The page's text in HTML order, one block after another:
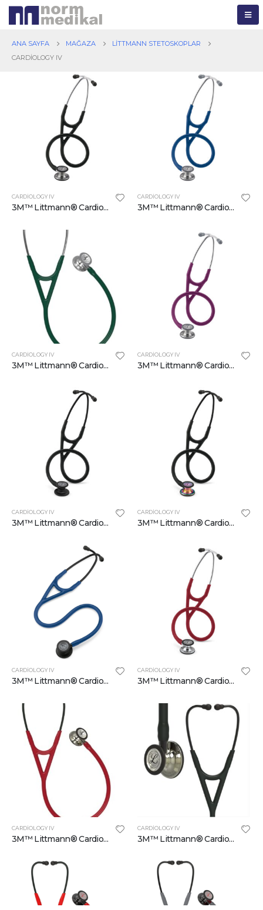
ANA SAYFA MAĞAZA
LITTMANN STETOSKOPLAR
CARDIOLOGY IV
CARDIOLOGY IV
3M™ Littmann® Cardiology IV™ Stetoskop 6152, 69 inç, Siyah Hortum
CARDIOLOGY IV
3M™ Littmann® Cardiology IV™ Stetoskop 6154, 69 inç Lacivert Hortum
CARDIOLOGY IV
3M™ Littmann® Cardiology IV™ Stetoskop 6155, 69 inç Avcı yeşil Hortum
CARDIOLOGY IV
3M™ Littmann® Cardiology IV™ Stetoskop 6156, 69 inç, Mürdüm Hortum
CARDIOLOGY IV
3M™ Littmann® Cardiology IV™ Stetoskop 6163, Siyah Yüzey Dinleme Çanı, Kök ve Kulaklık, 27 inç, Siyah Hortum
CARDIOLOGY IV
3M™ Littmann® Cardiology IV™ Stetoskop 6165, Gökkuşağı Yüzey Dinleme Çanı, Siyah Kök ve Kulaklık, 27 inç, Siyah Hortum
CARDIOLOGY IV
3M™ Littmann® Cardiology IV™ Stetoskop 6168, Siyah yüzey lacivert hortum
CARDIOLOGY IV
3M™ Littmann® Cardiology IV™ Stetoskop 6170, Yansıyan Parlak Yüzey Dinleme Çanı ve Kök, Paslanmaz Kulaklık, 27 inç, Bordo, 27 inç, Yansıyan Parlak Yüzey Dinleme Çanı ve Kök, Paslanmaz Kulaklık, Bordo Hortum
CARDIOLOGY IV
3M™ Littmann® Cardiology IV™ Stetoskop 6176, 69 inç, Bordo&Şampanya
CARDIOLOGY IV
3M™ Littmann® Cardiology IV™ Stetoskop 6179, 69 inç, Siyah&Şampanya